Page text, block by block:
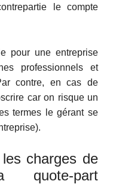
le compte
pour une entreprise
professionnels et
contre, en cas de
car on risque un
termes le gérant se
charges de
quote-part